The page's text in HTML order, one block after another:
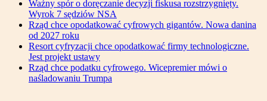
Ważny spór o doręczanie decyzji fiskusa rozstrzygnięty.
Wyrok 7 sędziów NSA
Rząd chce opodatkować cyfrowych gigantów. Nowa danina
od 2027 roku
Resort cyfryzacji chce opodatkować firmy technologiczne.
Jest projekt ustawy
Rząd chce podatku cyfrowego. Wicepremier mówi o
naśladowaniu Trumpa